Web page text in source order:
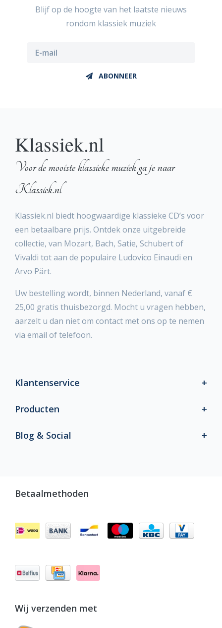
Blijf op de hoogte van het laatste nieuws
rondom klassiek muziek
ABONNEER
Klassiek.nl
Voor de mooiste klassieke muziek ga je naar
Klassiek.nl
Klassiek.nl biedt hoogwaardige klassieke CD’s voor
een betaalbare prijs. Ontdek onze uitgebreide
collectie, van Mozart, Bach, Satie, Schubert of
Vivaldi tot aan de populaire Ludovico Einaudi en
Arvo Pärt.
Uw bestelling wordt, binnen Nederland, vanaf €
25,00 gratis thuisbezorgd. Mocht u vragen hebben,
aarzelt u dan niet om contact met ons op te nemen
via email of telefoon.
Klantenservice
Producten
Blog & Social
Betaalmethoden
Wij verzenden met